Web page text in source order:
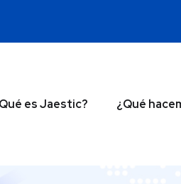
es Jaestic? ¿Qué